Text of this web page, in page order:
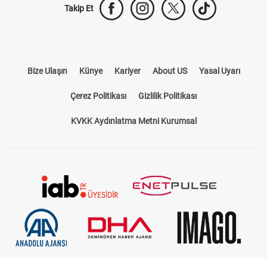
Takip Et
Bize Ulaşın Künye Kariyer About US Yasal Uyarı
Çerez Politikası Gizlilik Politikası
KVKK Aydınlatma Metni Kurumsal